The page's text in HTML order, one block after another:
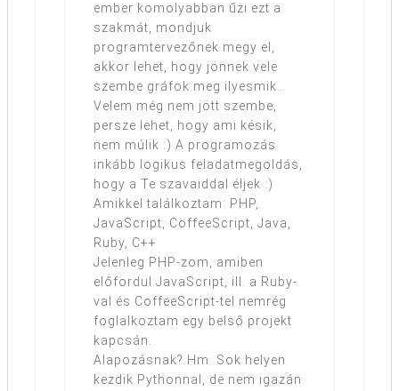
ember komolyabban űzi ezt a
szakmát, mondjuk
programtervezőnek megy el,
akkor lehet, hogy jönnek vele
szembe gráfok meg ilyesmik…
Velem még nem jött szembe,
persze lehet, hogy ami késik,
nem múlik :) A programozás
inkább logikus feladatmegoldás,
hogy a Te szavaiddal éljek :)
Amikkel találkoztam: PHP,
JavaScript, CoffeeScript, Java,
Ruby, C++
Jelenleg PHP-zom, amiben
előfordul JavaScript, ill. a Ruby-
val és CoffeeScript-tel nemrég
foglalkoztam egy belső projekt
kapcsán.
Alapozásnak? Hm. Sok helyen
kezdik Pythonnal, de nem igazán